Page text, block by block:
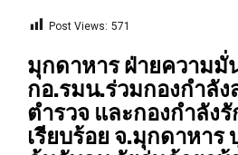
Post Views: 571
มุกดาหาร ฝ่ายความมั่
กอ.รมน.ร่วมกองกำลั
ตำรวจ และกองกำลัง
เรียบร้อย จ.มุกดาหาร